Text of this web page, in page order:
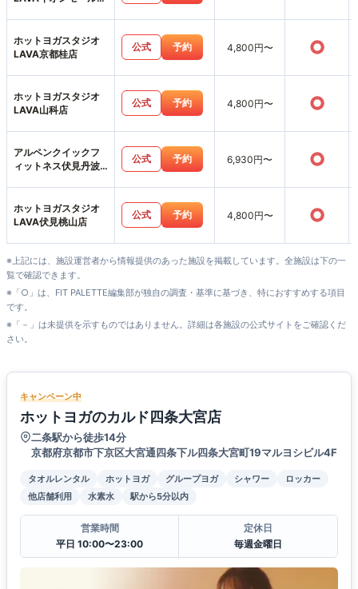
ホットヨガスタジオ
LAVA京都桂店
公式 予約 4,800円〜 ○
ホットヨガスタジオ
LAVA山科店
公式 予約 4,800円〜 ○
アルペンクイックフ
ィットネス伏見丹波
公式 予約 6,930円〜 ○
ホットヨガスタジオ
LAVA伏見桃山店
公式 予約 4,800円〜 ○
※上記には、施設運営者から情報提供のあった施設を掲載しています。全施設は下の一
覧で確認できます。
※「○」は、FIT PALETTE編集部が独自の調査・基準に基づき、特におすすめする項目
です。
※「－」は未提供を示すものではありません。詳細は各施設の公式サイトをご確認くだ
さい。
キャンペーン中
ホットヨガのカルド四条大宮店
二条駅から徒歩14分
京都府京都市下京区大宮通四条下ル四条大宮町19マルヨシビル4F
タオルレンタル ホットヨガ グループヨガ シャワー
ロッカー
他店舗利用
水素水 駅から5分以内
営業時間
平日 10:00〜23:00
定休日
毎週金曜日